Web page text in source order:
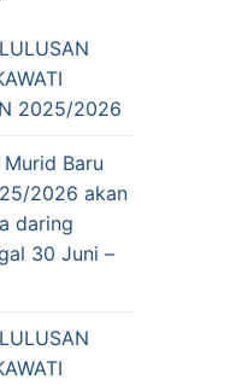
2025/2026
Baru
2026 akan
daring
30 Juni –